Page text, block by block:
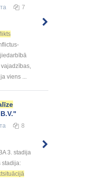
7
viens ...
8
3. stadija
stadija: